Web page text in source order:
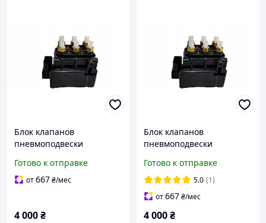
Блок клапанов
пневмоподвески
Готово к отправке
от667₴/мес
4 000₴
Блок клапанов
пневмоподвески
Готово к отправке
5.0 (1)
от667₴/мес
4 000₴